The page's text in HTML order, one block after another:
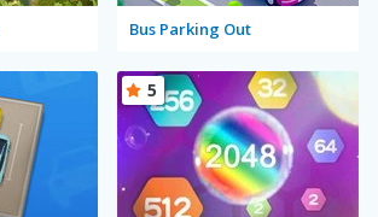
Bus Parking Out
5